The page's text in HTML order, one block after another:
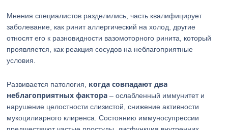
Мнения специалистов разделились, часть квалифицирует
заболевание, как ринит аллергический на холод, другие
относят его к разновидности вазомоторного ринита, который
проявляется, как реакция сосудов на неблагоприятные
условия.
Развивается патология, когда совпадают два
неблагоприятных фактора – ослабленный иммунитет и
нарушение целостности слизистой, снижение активности
мукоцилиарного клиренса. Состоянию иммуносупрессии